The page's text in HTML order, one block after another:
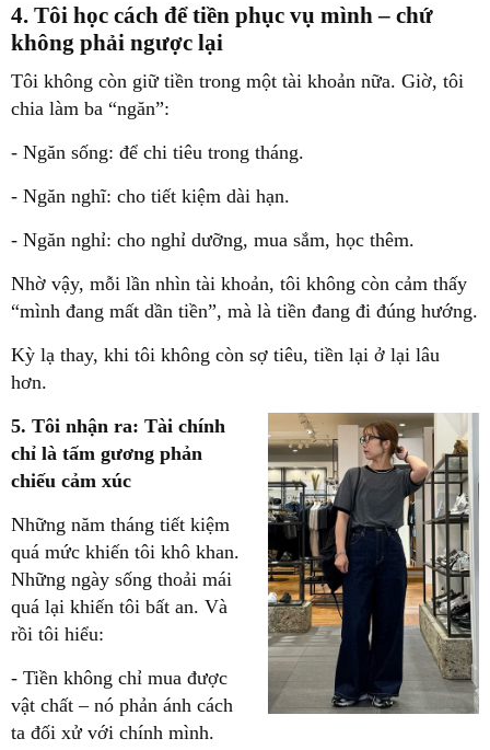
4. Tôi học cách để tiền phục vụ mình – chứ
không phải ngược lại
Tôi không còn giữ tiền trong một tài khoản nữa. Giờ, tôi
chia làm ba “ngăn”:
- Ngăn sống: để chi tiêu trong tháng.
- Ngăn nghĩ: cho tiết kiệm dài hạn.
- Ngăn nghỉ: cho nghỉ dưỡng, mua sắm, học thêm.
Nhờ vậy, mỗi lần nhìn tài khoản, tôi không còn cảm thấy
“mình đang mất dần tiền”, mà là tiền đang đi đúng hướng.
Kỳ lạ thay, khi tôi không còn sợ tiêu, tiền lại ở lại lâu
hơn.
5. Tôi nhận ra: Tài chính
chỉ là tấm gương phản
chiếu cảm xúc
Những năm tháng tiết kiệm
quá mức khiến tôi khô khan.
Những ngày sống thoải mái
quá lại khiến tôi bất an. Và
rồi tôi hiểu:
- Tiền không chỉ mua được
vật chất – nó phản ánh cách
ta đối xử với chính mình.